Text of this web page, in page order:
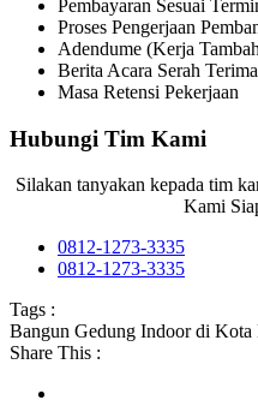
Pembayaran Sesuai
Proses Pengerjaan
Adendume (Kerja
Berita Acara Serah
Masa Retensi Pekerjaan
Hubungi Tim Kami
Silakan tanyakan kepada tim
Kami
0812-1273-3335
0812-1273-3335
Tags :
Bangun Gedung Indoor di
Share This :